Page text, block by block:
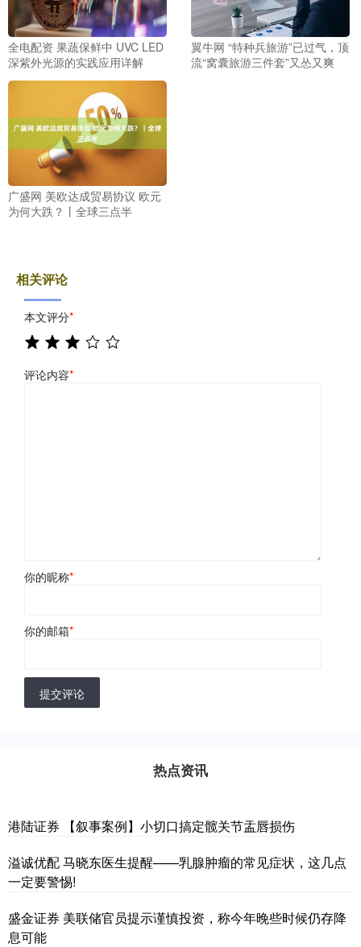
全电配资 果蔬保鲜中 UVC LED
深紫外光源的实践应用详解
翼牛网 “特种兵旅游”已过气，顶
流“窝囊旅游三件套”又怂又爽
广盛网 美欧达成贸易协议 欧元
为何大跌？丨全球三点半
相关评论
本文评分*
评论内容*
你的昵称*
你的邮箱*
提交评论
热点资讯
港陆证券 【叙事案例】小切口搞定髋关节盂唇损伤
溢诚优配 马晓东医生提醒——乳腺肿瘤的常见症状，这几点
一定要警惕!
盛金证券 美联储官员提示谨慎投资，称今年晚些时候仍存降
息可能